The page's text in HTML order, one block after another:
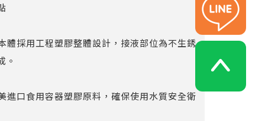
體採用工程塑膠整體設計，接液部位為不生銹
。
進口食用容器塑膠原料，確保使用水質安全衛